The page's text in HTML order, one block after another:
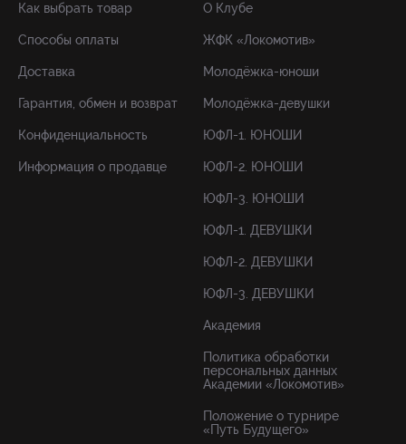
Как выбрать товар
Способы оплаты
Доставка
Гарантия, обмен и возврат
Конфиденциальность
Информация о продавце
О Клубе
ЖФК «Локомотив»
Молодёжка-юноши
Молодёжка-девушки
ЮФЛ-1. ЮНОШИ
ЮФЛ-2. ЮНОШИ
ЮФЛ-3. ЮНОШИ
ЮФЛ-1. ДЕВУШКИ
ЮФЛ-2. ДЕВУШКИ
ЮФЛ-3. ДЕВУШКИ
Академия
Политика обработки
персональных данных
Академии «Локомотив»
Положение о турнире
«Путь Будущего»